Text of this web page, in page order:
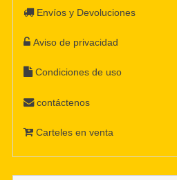
Envíos y Devoluciones
Aviso de privacidad
Condiciones de uso
contáctenos
Carteles en venta